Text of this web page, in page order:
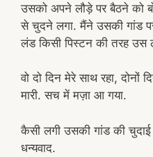
उसको अपने लौड़े पर बैठने को
से चुदने लगा. मैंने उसकी गांड
लंड किसी पिस्टन की तरह उस
वो दो दिन मेरे साथ रहा,
मारी. सच में मज़ा आ गया.
कैसी लगी उसकी गांड की
धन्यवाद.